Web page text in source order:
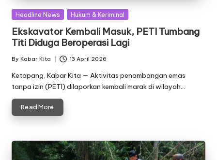
Posted
Headline News Hukum & Keriminal
Ekskavator Kembali Masuk, PETI Tumbang
Titi Diduga Beroperasi Lagi
Posted
by
By Kabar Kita 13 April 2026
Ketapang, Kabar Kita — Aktivitas penambangan emas
tanpa izin (PETI) dilaporkan kembali marak di wilayah…
Read More